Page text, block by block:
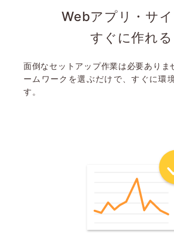
Webアプリ・サ
すぐに作れる
面倒なセットアップ作業は必要ありま
ームワークを選ぶだけで、すぐに環
す。